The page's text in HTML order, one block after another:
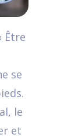
Être
se
le
et